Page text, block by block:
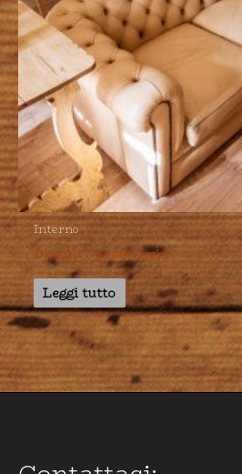
Interno
Divano Chesterfield
Leggi tutto